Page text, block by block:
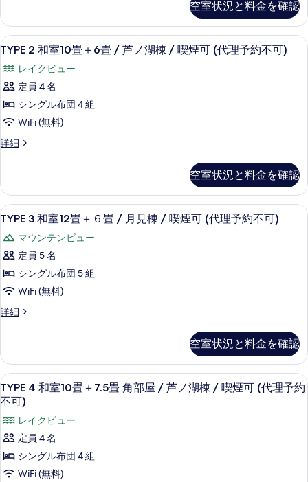
件
湖
棟
/
喫
煙
可
(代
理
約
不
可)
の
す
べ
て
の
を
表
示
す
る
12
畳
/
ノ
湖
/
喫
可
約
不
可)
の
詳
細
空室状況と料金を確認
TYPE
2
和
室
10
畳
＋
/
芦
湖
棟
/
喫
煙
(代
理
予
約
不
可)
の
す
TYPE 2 和室10畳＋6畳 / 芦ノ湖棟 /
4
TYPE 2 和室10畳＋6畳 / 芦ノ湖棟 / 喫煙可 (代理予約不可)
レイクビュー
定員 4 名
シングル布団 4 組
WiFi (無料)
詳細
TYPE
10
畳
＋
畳
ノ
湖
/
(代
理
予
約
不
可)
の
詳
細
空室状況と料金を確認
TYPE
3
和
室
12
畳
＋
/
月
見
棟
/
喫
煙
TYPE 3 和室12畳＋６畳 / 月見棟 / 喫
5
TYPE 3 和室12畳＋６畳 / 月見棟 / 喫煙可 (代理予約不可)
マウンテンビュー
定員 5 名
シングル布団 5 組
WiFi (無料)
詳細
TYPE
12
畳
＋
６
畳
/
月
棟
/
空室状況と料金を確認
TYPE
4
室
10
畳
TYPE 4 和室10畳＋7.5畳 角部屋 / 芦
5
TYPE 4 和室10畳＋7.5畳 角部屋 / 芦ノ湖棟 / 喫煙可 (代理予約
不可)
レイクビュー
定員 4 名
シングル布団 4 組
WiFi (無料)